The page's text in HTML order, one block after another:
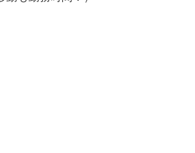
動も勤務時間！）